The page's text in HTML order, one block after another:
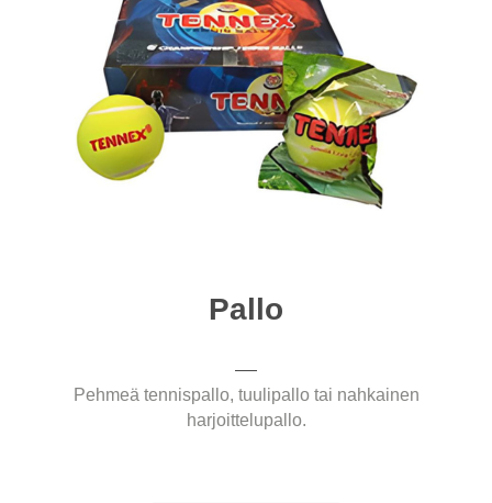
Pallo
Pehmeä tennispallo, tuulipallo tai nahkainen
harjoittelupallo.